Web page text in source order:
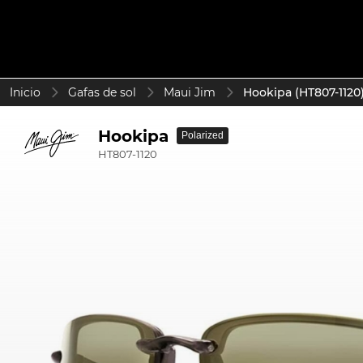
Inicio Gafas de sol Maui Jim Hookipa (HT807-
Hookipa
HT807-1120
Polarized